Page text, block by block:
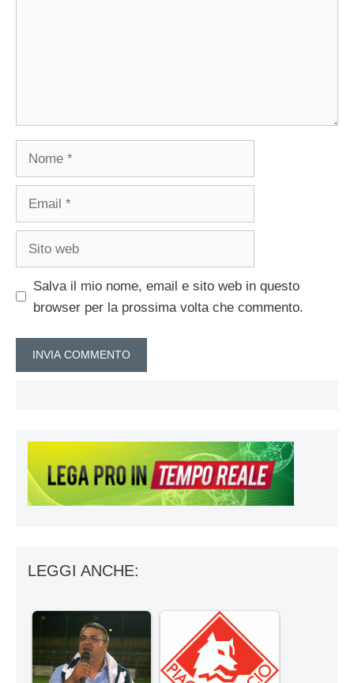
Nome
Email
Sito
Salva il mio nome, email e sito web in questo
browser per la prossima volta che commento.
LEGGI ANCHE: